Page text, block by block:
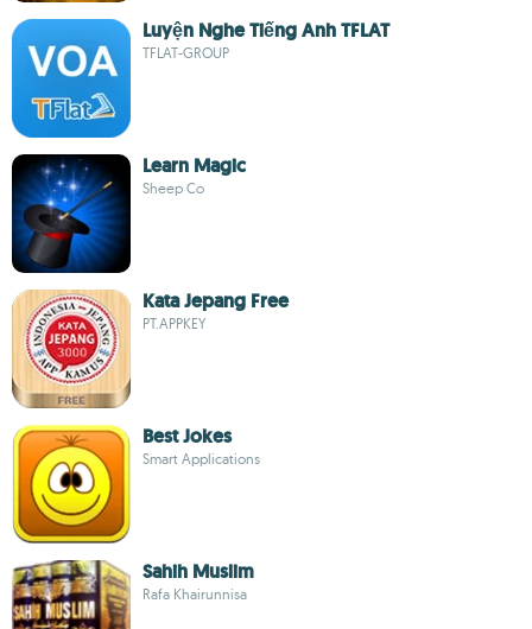
Luyện Nghe Tiếng Anh TFLAT
TFLAT-GROUP
Learn Magic
Sheep Co
Kata Jepang Free
PT.APPKEY
Best Jokes
Smart Applications
Sahih Muslim
Rafa Khairunnisa